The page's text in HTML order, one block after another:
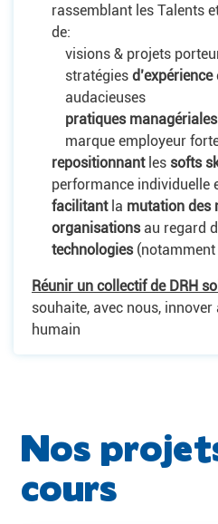
rassemblant les Talents
de:
visions & projets
stratégies d’expérience
audacieuses
pratiques managériales
marque employeur
repositionnantles softs
performance individuelle
facilitantla mutation des
organisationsau regard
technologies(notamment
Réunir un collectif de DRH
souhaite, avec nous, innover
humain
Nos
cours